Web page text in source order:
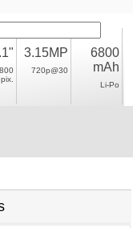
(2015)
pix.
3.15MP
720p@30
6800
mAh
Li-Po